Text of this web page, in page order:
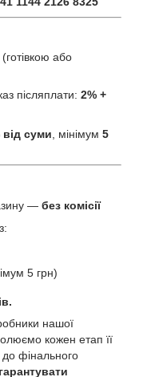
або
післяплати: 2% +
від суми , мінімум 5
— без комісії
5 грн)
нашої
кожен етап її
фінального
гарантувати